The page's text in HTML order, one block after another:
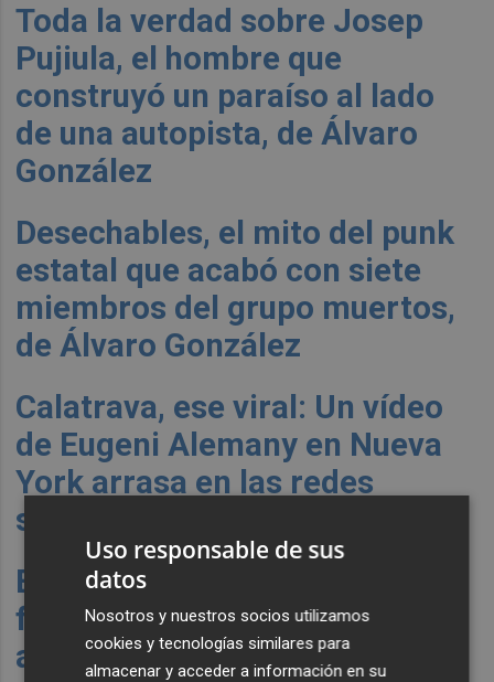
Toda la verdad sobre Josep
Pujiula, el hombre que
construyó un paraíso al lado
de una autopista, de Álvaro
González
Desechables, el mito del punk
estatal que acabó con siete
miembros del grupo muertos,
de Álvaro González
Calatrava, ese viral: Un vídeo
de Eugeni Alemany en Nueva
York arrasa en las redes
sociales
Estos son los edificios más
feos de Valencia (según los
arquitectos), de Vicent Molins
Uso responsable de sus
datos
Nosotros y nuestros socios utilizamos
cookies y tecnologías similares para
almacenar y acceder a información en su